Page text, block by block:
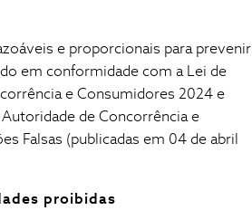
Sleepsuits
e proporcionais para prevenir
em conformidade com a Lei de
e Consumidores 2024 e
de Concorrência e
Falsas (publicadas em 04 de abril
proibidas